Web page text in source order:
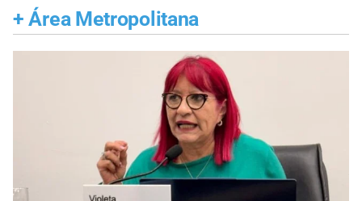
+ Área Metropolitana